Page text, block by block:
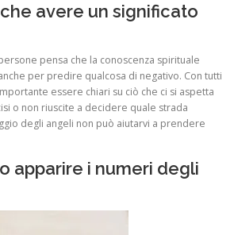
avere un significato
pensa che la conoscenza spirituale
per predire qualcosa di negativo. Con tutti
essere chiari su ciò che ci si aspetta
o non riuscite a decidere quale strada
degli angeli non può aiutarvi a prendere
apparire i numeri degli